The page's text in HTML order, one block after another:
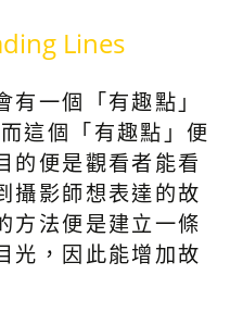
Lines
一個「有趣點」
個「有趣點」便
的便是觀看者能看
攝影師想表達的故
方法便是建立一條
光，因此能增加故